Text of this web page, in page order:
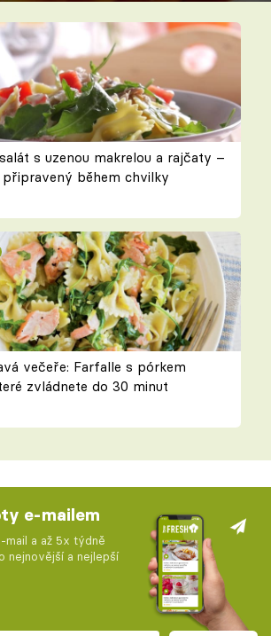
s uzenou makrelou a rajčaty –
během chvilky
večeře: Farfalle s pórkem
zvládnete do 30 minut
e-mailem
mail a až 5x týdně
nejnovější a nejlepší